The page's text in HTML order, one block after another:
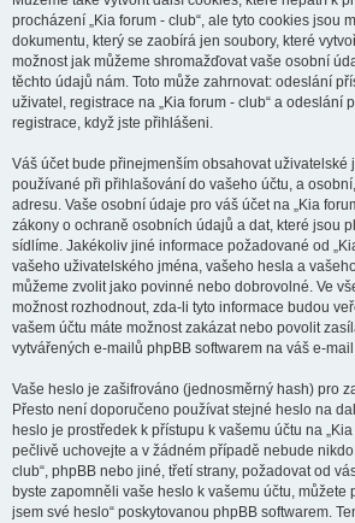
procházení „Kia forum - club“, ale tyto cookies jsou
dokumentu, který se zaobírá jen soubory, které
možnost jak můžeme shromažďovat vaše osobní
těchto údajů nám. Toto může zahrnovat: odeslání
uživatel, registrace na „Kia forum - club“ a odeslání
registrace, když jste přihlášeni.
Váš účet bude přinejmenším obsahovat uživatelské
používané při přihlašování do vašeho účtu, a
adresu. Vaše osobní údaje pro váš účet na „Kia
zákony o ochraně osobních údajů a dat, které jsou
sídlíme. Jakékoliv jiné informace požadované od
vašeho uživatelského jména, vašeho hesla a
můžeme zvolit jako povinné nebo dobrovolné. Ve
možnost rozhodnout, zda-li tyto informace budou
vašem účtu máte možnost zakázat nebo povolit
vytvářených e-mailů phpBB softwarem na váš e-
Vaše heslo je zašifrováno (jednosměrný hash) pro
Přesto není doporučeno používat stejné heslo na
heslo je prostředek k přístupu k vašemu účtu na
pečlivě uchovejte a v žádném případě nebude
club“, phpBB nebo jiné, třetí strany, požadovat od
byste zapomněli vaše heslo k vašemu účtu, můžete
jsem své heslo“ poskytovanou phpBB softwarem.